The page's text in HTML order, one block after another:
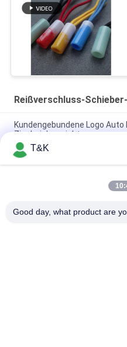
Reißverschluss-
Kundengebundene Logo Auto
Zipabziehvorrichtung
Spritzen PET ISO9001
Abziehvorrichtung
Bunte Einspritzung Gummi-
T&K
Good day, what product are